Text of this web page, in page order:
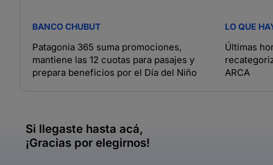
BANCO CHUBUT
Patagonia 365 suma promociones,
mantiene las 12 cuotas para pasajes y
prepara beneficios por el Día del Niño
LO QUE
Últimas
ARCA
Si llegaste hasta acá,
¡Gracias por elegirnos!